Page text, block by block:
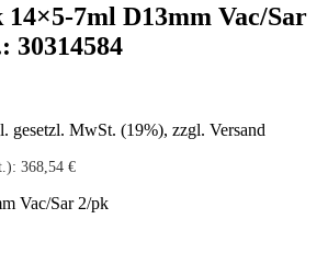
7ml D13mm Vac/Sar
30314584
gesetzl. MwSt. (19%), zzgl. Versand
368,54 €
Vac/Sar 2/pk